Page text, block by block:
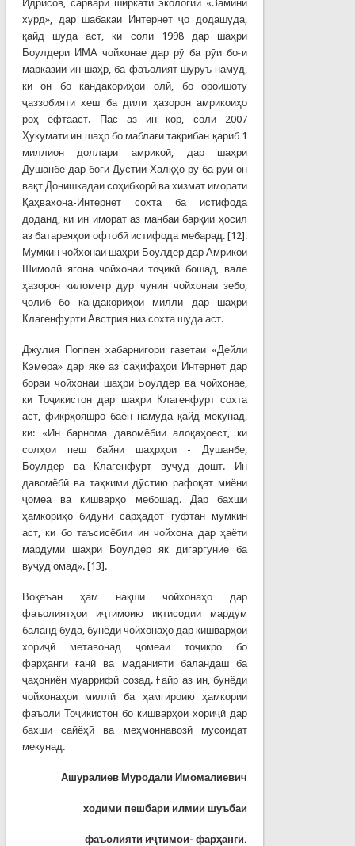
Идрисов, сарвари ширкати экологии «Замини
хурд», дар шабакаи Интернет ҷо додашуда,
қайд шуда аст, ки соли 1998 дар шаҳри
Боулдери ИМА чойхонае дар рӯ ба рӯи боғи
марказии ин шаҳр, ба фаъолият шуруъ намуд,
ки он бо кандакориҳои олӣ, бо ороишоту
ҷаззобияти хеш ба дили ҳазорон амрикоиҳо
роҳ ёфтааст. Пас аз ин кор, соли 2007
Ҳукумати ин шаҳр бо маблағи тақрибан қариб 1
миллион доллари амрикоӣ, дар шаҳри
Душанбе дар боғи Дустии Халқҳо рӯ ба рӯи он
вақт Донишкадаи соҳибкорӣ ва хизмат иморати
Қаҳвахона-Интернет сохта ба истифода
доданд, ки ин иморат аз манбаи барқии ҳосил
аз батареяҳои офтобӣ истифода мебарад. [12].
Мумкин чойхонаи шаҳри Боулдер дар Амрикои
Шимолӣ ягона чойхонаи тоҷикӣ бошад, вале
ҳазорон километр дур чунин чойхонаи зебо,
ҷолиб бо кандакориҳои миллӣ дар шаҳри
Клагенфурти Австрия низ сохта шуда аст.
Джулия Поппен хабарнигори газетаи «Дейли
Кэмера» дар яке аз саҳифаҳои Интернет дар
бораи чойхонаи шаҳри Боулдер ва чойхонае,
ки Тоҷикистон дар шаҳри Клагенфурт сохта
аст, фикрҳояшро баён намуда қайд мекунад,
ки: «Ин барнома давомёбии алоқаҳоест, ки
солҳои пеш байни шаҳрҳои - Душанбе,
Боулдер ва Клагенфурт вуҷуд дошт. Ин
давомёбӣ ва таҳкими дӯстию рафоқат миёни
ҷомеа ва кишварҳо мебошад. Дар бахши
ҳамкориҳо бидуни сарҳадот гуфтан мумкин
аст, ки бо таъсисёбии ин чойхона дар ҳаёти
мардуми шаҳри Боулдер як дигаргуние ба
вуҷуд омад». [13].
Воқеъан ҳам нақши чойхонаҳо дар
фаъолиятҳои иҷтимоию иқтисодии мардум
баланд буда, бунёди чойхонаҳо дар кишварҳои
хориҷӣ метавонад ҷомеаи тоҷикро бо
фарҳанги ғанӣ ва маданияти баландаш ба
ҷаҳониён муаррифӣ созад. Ғайр аз ин, бунёди
чойхонаҳои миллӣ ба ҳамгироию ҳамкории
фаъоли Тоҷикистон бо кишварҳои хориҷӣ дар
бахши сайёҳӣ ва меҳмоннавозӣ мусоидат
мекунад.
Ашуралиев Муродали Имомалиевич
ходими пешбари илмии шуъбаи
фаъолияти иҷтимои- фарҳангӣ.